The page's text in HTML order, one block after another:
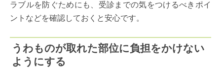
ラブルを防ぐためにも、受診までの気をつけるべきポイ
ントなどを確認しておくと安心です。
うわものが取れた部位に負担をかけない
ようにする